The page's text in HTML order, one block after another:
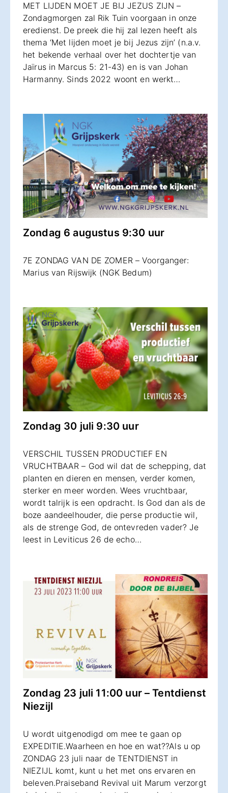
MET LIJDEN MOET JE BIJ JEZUS ZIJN –
Zondagmorgen zal Rik Tuin voorgaan in onze
eredienst. De preek die hij zal lezen heeft als
thema ‘Met lijden moet je bij Jezus zijn’ (n.a.v.
het bekende verhaal over het dochtertje van
Jaïrus in Marcus 5: 21-43) en is van Johan
Harmanny. Sinds 2022 woont en werkt…
Zondag 6 augustus 9:30 uur
7E ZONDAG VAN DE ZOMER – Voorganger:
Marius van Rijswijk (NGK Bedum)
Zondag 30 juli 9:30 uur
VERSCHIL TUSSEN PRODUCTIEF EN
VRUCHTBAAR – God wil dat de schepping, dat
planten en dieren en mensen, verder komen,
sterker en meer worden. Wees vruchtbaar,
wordt talrijk is een opdracht. Is God dan als de
boze aandeelhouder, die perse productie wil,
als de strenge God, de ontevreden vader? Je
leest in Leviticus 26 de echo…
Zondag 23 juli 11:00 uur – Tentdienst
Niezijl
U wordt uitgenodigd om mee te gaan op
EXPEDITIE.Waarheen en hoe en wat??Als u op
ZONDAG 23 juli naar de TENTDIENST in
NIEZIJL komt, kunt u het met ons ervaren en
beleven.Praiseband Revival uit Marum verzorgt